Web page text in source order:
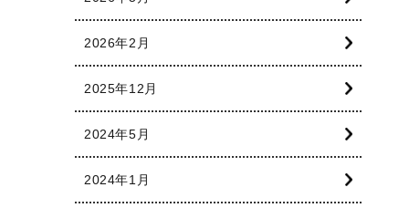
2026年2月
2025年12月
2024年5月
2024年1月